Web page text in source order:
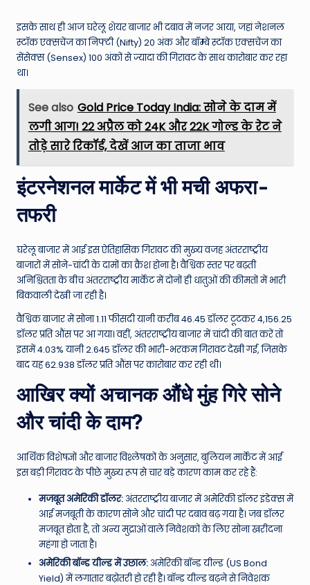
इसके साथ ही आज घरेलू शेयर बाजार भी दबाव में नजर आया, जहां नेशनल
स्टॉक एक्सचेंज का निफ्टी (Nifty) 20 अंक और बॉम्बे स्टॉक एक्सचेंज का
सेंसेक्स (Sensex) 100 अंकों से ज्यादा की गिरावट के साथ कारोबार कर रहा
था।
See also Gold Price Today India: सोने के दाम में
लगी आग! 22 अप्रैल को 24K और 22K गोल्ड के रेट ने
तोड़े सारे रिकॉर्ड, देखें आज का ताजा भाव
इंटरनेशनल मार्केट में भी मची अफरा-
तफरी
घरेलू बाजार में आई इस ऐतिहासिक गिरावट की मुख्य वजह अंतरराष्ट्रीय
बाजारों में सोने-चांदी के दामों का क्रैश होना है। वैश्विक स्तर पर बढ़ती
अनिश्चितता के बीच अंतरराष्ट्रीय मार्केट में दोनों ही धातुओं की कीमतों में भारी
बिकवाली देखी जा रही है।
वैश्विक बाजार में सोना 1.11 फीसदी यानी करीब 46.45 डॉलर टूटकर 4,156.25
डॉलर प्रति औंस पर आ गया। वहीं, अंतरराष्ट्रीय बाजार में चांदी की बात करें तो
इसमें 4.03% यानी 2.645 डॉलर की भारी-भरकम गिरावट देखी गई, जिसके
बाद यह 62.938 डॉलर प्रति औंस पर कारोबार कर रही थी।
आखिर क्यों अचानक औंधे मुंह गिरे सोने
और चांदी के दाम?
आर्थिक विशेषज्ञों और बाजार विश्लेषकों के अनुसार, बुलियन मार्केट में आई
इस बड़ी गिरावट के पीछे मुख्य रूप से चार बड़े कारण काम कर रहे हैं:
मजबूत अमेरिकी डॉलर: अंतरराष्ट्रीय बाजार में अमेरिकी डॉलर इंडेक्स में
आई मजबूती के कारण सोने और चांदी पर दबाव बढ़ गया है। जब डॉलर
मजबूत होता है, तो अन्य मुद्राओं वाले निवेशकों के लिए सोना खरीदना
महंगा हो जाता है।
अमेरिकी बॉन्ड यील्ड में उछाल: अमेरिकी बॉन्ड यील्ड (US Bond
Yield) में लगातार बढ़ोतरी हो रही है। बॉन्ड यील्ड बढ़ने से निवेशक